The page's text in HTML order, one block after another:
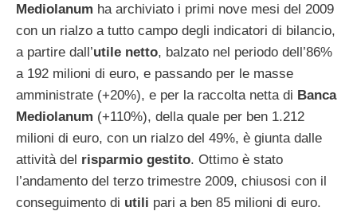
Mediolanum ha archiviato i primi nove mesi del 2009
con un rialzo a tutto campo degli indicatori di bilancio,
a partire dall’utile netto, balzato nel periodo dell’86%
a 192 milioni di euro, e passando per le masse
amministrate (+20%), e per la raccolta netta di Banca
Mediolanum (+110%), della quale per ben 1.212
milioni di euro, con un rialzo del 49%, è giunta dalle
attività del risparmio gestito. Ottimo è stato
l’andamento del terzo trimestre 2009, chiusosi con il
conseguimento di utili pari a ben 85 milioni di euro.